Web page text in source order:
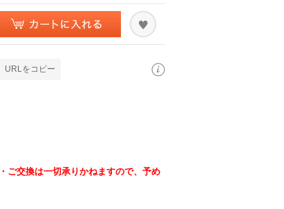
URLをコピー
ご交換は一切承りかねますので、予め